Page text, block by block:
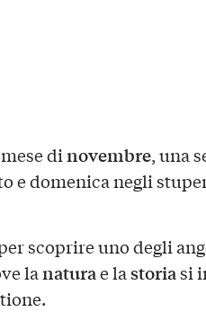
dinovembre, una
e domenica negli
scoprire uno degli
lanaturae lastoriasi